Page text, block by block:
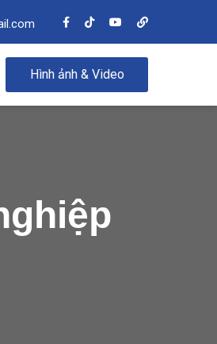
Hình ảnh & Video